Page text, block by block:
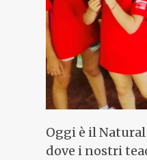
Oggi è il
dove i nostri